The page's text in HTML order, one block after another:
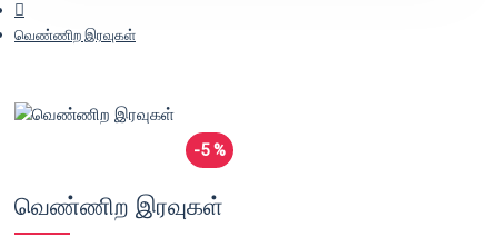
வெண்ணிற இரவுகள்
-5 %
வெண்ணிற இரவுகள்